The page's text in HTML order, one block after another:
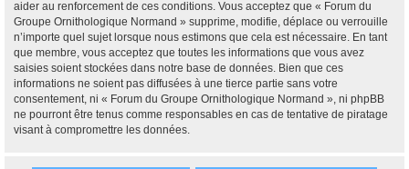
aider au renforcement de ces conditions. Vous acceptez que « Forum du
Groupe Ornithologique Normand » supprime, modifie, déplace ou verrouille
n’importe quel sujet lorsque nous estimons que cela est nécessaire. En tant
que membre, vous acceptez que toutes les informations que vous avez
saisies soient stockées dans notre base de données. Bien que ces
informations ne soient pas diffusées à une tierce partie sans votre
consentement, ni « Forum du Groupe Ornithologique Normand », ni phpBB
ne pourront être tenus comme responsables en cas de tentative de piratage
visant à compromettre les données.